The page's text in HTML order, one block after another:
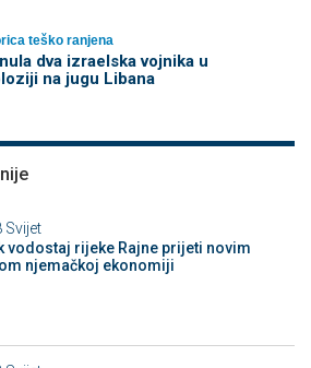
teško ranjena
dva izraelska vojnika u
na jugu Libana
Svijet
vodostaj rijeke Rajne prijeti novim
njemačkoj ekonomiji